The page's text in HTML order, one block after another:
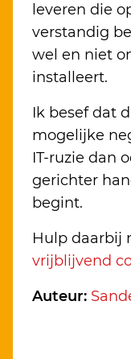
leveren die
verstandig
wel en niet
installeert.
Ik besef dat
mogelijke
IT-ruzie dan
gerichter
begint.
Hulp daarbij
vrijblijvend
Auteur: